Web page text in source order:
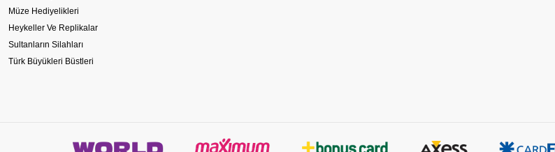
Müze Hediyelikleri
Heykeller Ve Replikalar
Sultanların Silahları
Türk Büyükleri Büstleri